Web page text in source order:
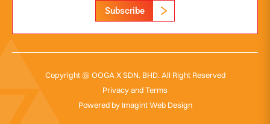
Subscribe
Copyright @ OOGA X SDN. BHD. All Right Reserved
Privacy and Terms
Powered by Imagint Web Design